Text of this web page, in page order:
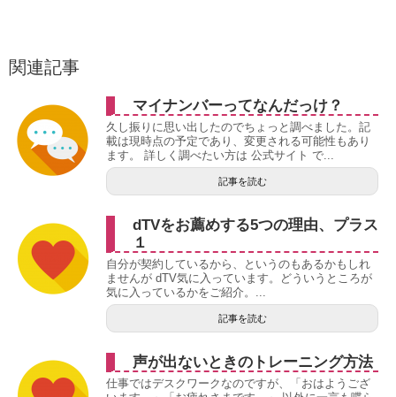
関連記事
マイナンバーってなんだっけ？
久し振りに思い出したのでちょっと調べました。記
載は現時点の予定であり、変更される可能性もあり
ます。 詳しく調べたい方は 公式サイト で...
記事を読む
dTVをお薦めする5つの理由、プラス
１
自分が契約しているから、というのもあるかもしれ
ませんが dTV気に入っています。どういうところが
気に入っているかをご紹介。...
記事を読む
声が出ないときのトレーニング方法
仕事ではデスクワークなのですが、「おはようござ